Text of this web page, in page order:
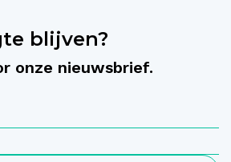
blijven?
onze nieuwsbrief.